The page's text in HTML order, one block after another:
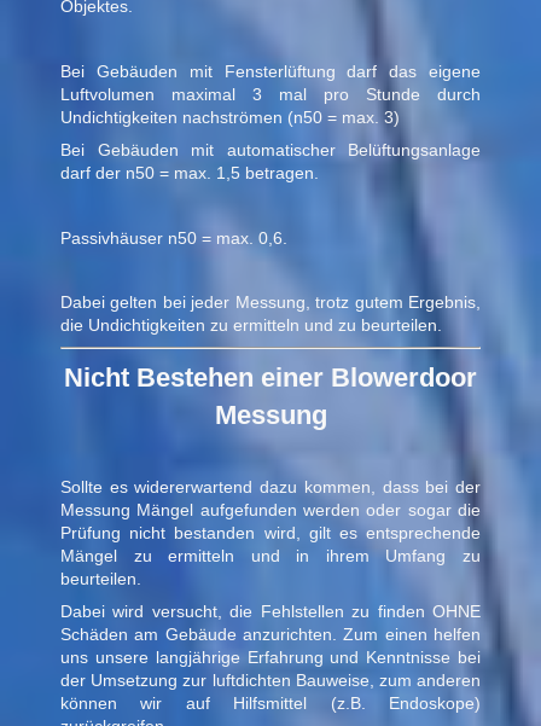
Objektes.
Bei Gebäuden mit Fensterlüftung darf das eigene
Luftvolumen maximal 3 mal pro Stunde durch
Undichtigkeiten nachströmen (n50 = max. 3)
Bei Gebäuden mit automatischer Belüftungsanlage
darf der n50 = max. 1,5 betragen.
Passivhäuser n50 = max. 0,6.
Dabei gelten bei jeder Messung, trotz gutem Ergebnis,
die Undichtigkeiten zu ermitteln und zu beurteilen.
Nicht Bestehen einer Blowerdoor
Messung
Sollte es widererwartend dazu kommen, dass bei der
Messung Mängel aufgefunden werden oder sogar die
Prüfung nicht bestanden wird, gilt es entsprechende
Mängel zu ermitteln und in ihrem Umfang zu
beurteilen.
Dabei wird versucht, die Fehlstellen zu finden OHNE
Schäden am Gebäude anzurichten. Zum einen helfen
uns unsere langjährige Erfahrung und Kenntnisse bei
der Umsetzung zur luftdichten Bauweise, zum anderen
können wir auf Hilfsmittel (z.B. Endoskope)